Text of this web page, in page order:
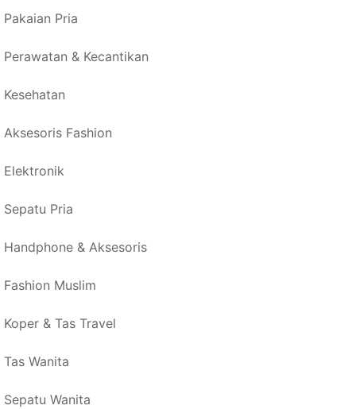
Pakaian Pria
Perawatan & Kecantikan
Kesehatan
Aksesoris Fashion
Elektronik
Sepatu Pria
Handphone & Aksesoris
Fashion Muslim
Koper & Tas Travel
Tas Wanita
Sepatu Wanita